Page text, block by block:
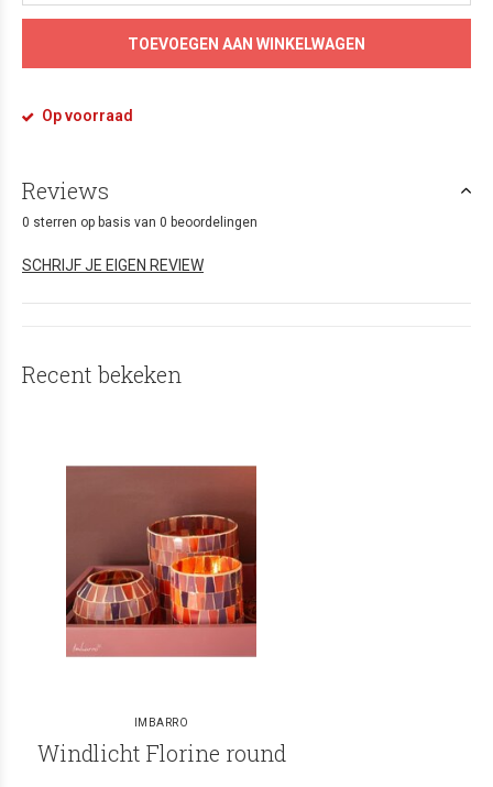
TOEVOEGEN AAN WINKELWAGEN
Op voorraad
Reviews
0 sterren op basis van 0 beoordelingen
SCHRIJF JE EIGEN REVIEW
Recent bekeken
IMBARRO
Windlicht Florine round